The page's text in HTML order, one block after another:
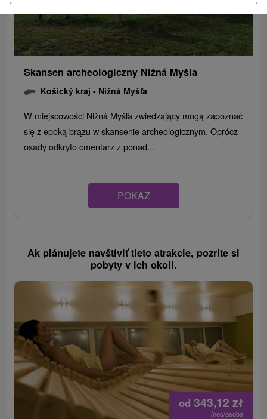
Skansen archeologiczny Nižná Myšla
Košický kraj - Nižná Myšľa
W miejscowości Nižná Myšľa zwiedzający mogą zapoznać
się z epoką brązu w skansenie archeologicznym. Oprócz
osady odkryto cmentarz z ponad...
POKAZ
Ak plánujete navštíviť tieto atrakcie, pozrite si
pobyty v ich okolí.
od 343,12zł
/noc/osoba